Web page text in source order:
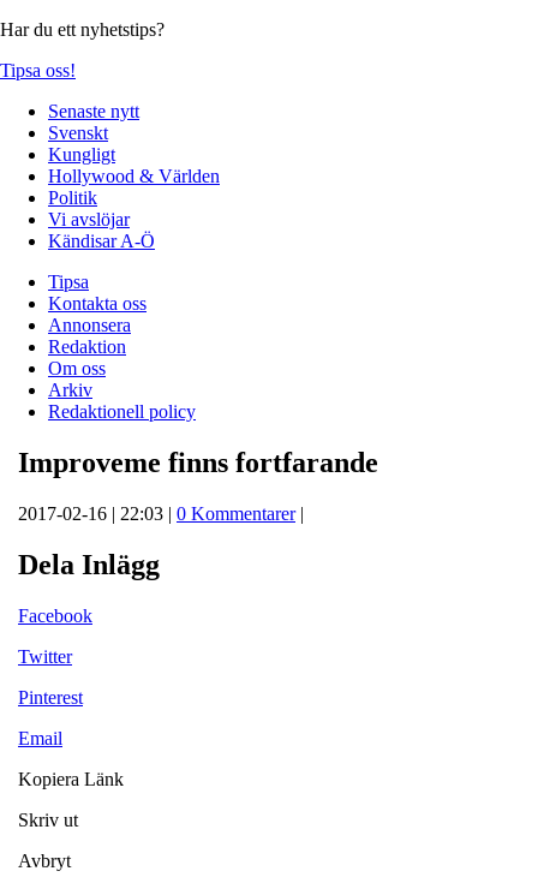
Har du ett nyhetstips?
Tipsa oss!
Senaste nytt
Svenskt
Kungligt
Hollywood & Världen
Politik
Vi avslöjar
Kändisar A-Ö
Tipsa
Kontakta oss
Annonsera
Redaktion
Om oss
Arkiv
Redaktionell policy
Improveme finns fortfarande
2017-02-16 | 22:03 | 0 Kommentarer|
Dela Inlägg
Facebook
Twitter
Pinterest
Email
Kopiera Länk
Skriv ut
Avbryt